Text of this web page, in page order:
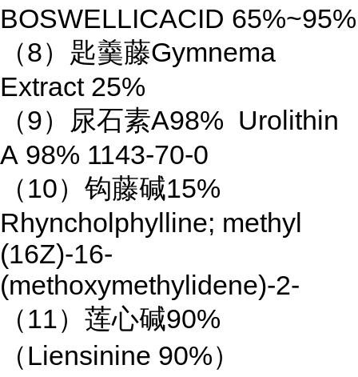
BOSWELLICACID 65%~95%
（8）匙羹藤Gymnema
Extract 25%
（9）尿石素A98% Urolithin
A 98% 1143-70-0
（10）钩藤碱15%
Rhyncholphylline; methyl
(16Z)-16-
(methoxymethylidene)-2-
（11）莲心碱90%
（Liensinine 90%）